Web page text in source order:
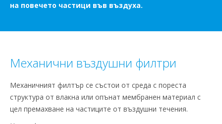
на повечето частици във въздуха.
Механични въздушни филтри
Механичният филтър се състои от среда с пореста
структура от влакна или опънат мембранен материал с
цел премахване на частиците от въздушни течения.